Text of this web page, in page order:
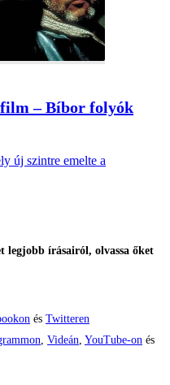
film – Bíbor folyók
új szintre emelte a
legjobb írásairól, olvassa őket
és Twitteren
Videán YouTube-on és